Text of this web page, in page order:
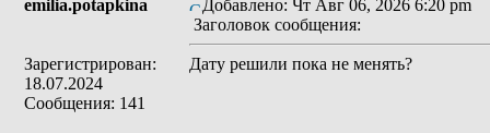
emilia.potapkina
Зарегистрирован:
18.07.2024
Сообщения: 141
Добавлено: Чт Авг 06, 2026 6:20 pm
Заголовок сообщения:
Дату решили пока не менять?